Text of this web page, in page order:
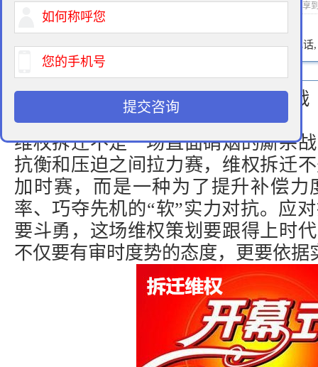
次 分享
免费法律咨询热线:400-900-9881 请输入您的电话
拆迁问题：投路无门，法律维权作战
维权拆迁不是一场直面硝烟的厮杀
抗衡和压迫之间拉力赛，维权拆迁
加时赛，而是一种为了提升补偿力
率、巧夺先机的“软”实力对抗。应
要斗勇，这场维权策划要跟得上时
不仅要有审时度势的态度，更要依据
提交咨询